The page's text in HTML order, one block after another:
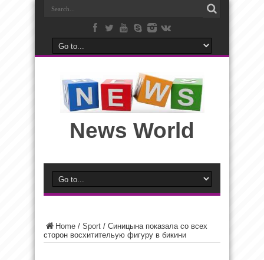
News World
Home / Sport / Синицына показала со всех
сторон восхитительую фигуру в бикини